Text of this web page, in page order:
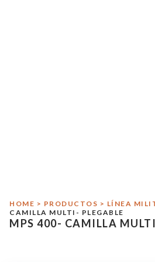
Línea Militar
HOME > PRODUCTOS > LÍNEA
CAMILLA MULTI- PLEGABLE
MPS 400- CAMILLA